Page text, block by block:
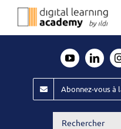
Passer
Évènements ILDI
Abonnez-vous à
Rechercher: